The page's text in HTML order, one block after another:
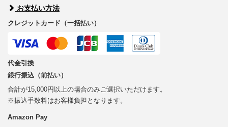
お支払い方法
クレジットカード（一括払い）
代金引換
銀行振込（前払い）
合計が15,000円以上の場合のみご選択いただけます。
※振込手数料はお客様負担となります。
Amazon Pay